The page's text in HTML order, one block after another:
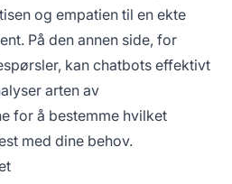
og empatien til en ekte
På den annen side, for
kan chatbots effektivt
arten av
for å bestemme hvilket
med dine behov.